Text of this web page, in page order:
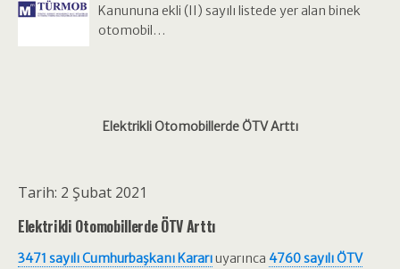
Kanununa ekli (II) sayılı listede yer alan binek
otomobil…
Elektrikli Otomobillerde ÖTV Arttı
Tarih: 2 Şubat 2021
Elektrikli Otomobillerde ÖTV Arttı
3471 sayılı Cumhurbaşkanı Kararıuyarınca 4760 sayılı ÖTV